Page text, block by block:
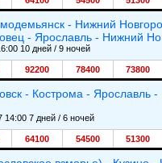
- Нижний
- Ярославль - Нижний
10 дней / 9 ночей
92200 78400 73800
- Кострома - Ярославль
14:00 7 дней / 6 ночей
64100 54500 51300